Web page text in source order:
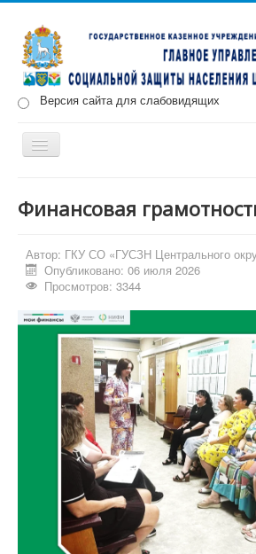
Версия сайта для слабовидящих
Включить/
Меры социальной поддержки
Противодействие коррупции Запись
Финансовая
Автор: ГКУ СО «ГУСЗН Центрального
Опубликовано: 06 июля 2026
Просмотров: 3344